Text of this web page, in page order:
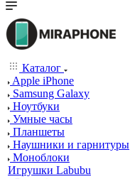
Каталог
Apple iPhone
Samsung Galaxy
Ноутбуки
Умные часы
Планшеты
Наушники и гарнитуры
Моноблоки
Игрушки Labubu